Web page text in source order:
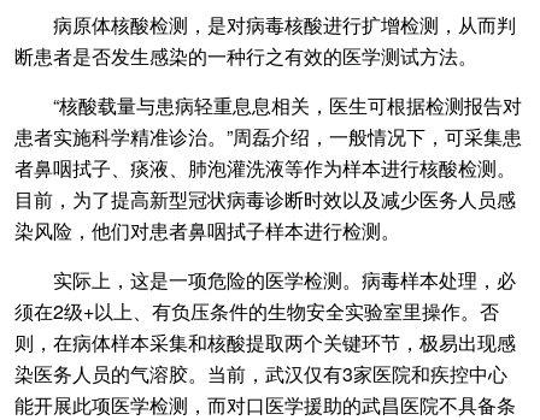
病原体核酸检测，是对病毒核酸进行扩增检测，从而判
断患者是否发生感染的一种行之有效的医学测试方法。
“核酸载量与患病轻重息息相关，医生可根据检测报告对
患者实施科学精准诊治。”周磊介绍，一般情况下，可采集患
者鼻咽拭子、痰液、肺泡灌洗液等作为样本进行核酸检测。
目前，为了提高新型冠状病毒诊断时效以及减少医务人员感
染风险，他们对患者鼻咽拭子样本进行检测。
实际上，这是一项危险的医学检测。病毒样本处理，必
须在2级+以上、有负压条件的生物安全实验室里操作。否
则，在病体样本采集和核酸提取两个关键环节，极易出现感
染医务人员的气溶胶。当前，武汉仅有3家医院和疾控中心
能开展此项医学检测，而对口医学援助的武昌医院不具备条